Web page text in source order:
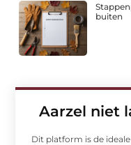
buiten
Aarzel niet
Dit platform is de